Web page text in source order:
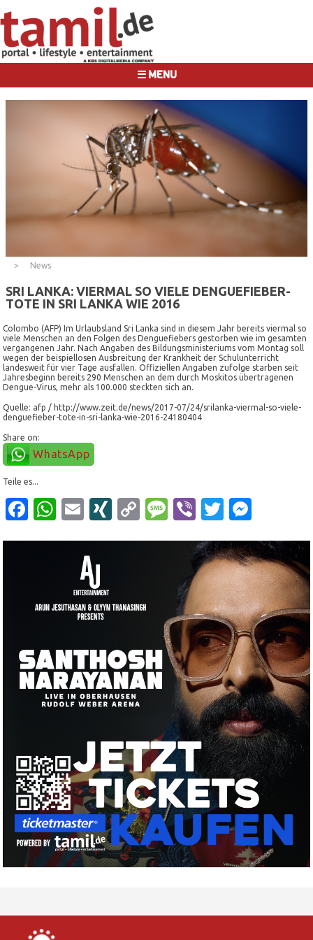
☰ MENU
News
SRI LANKA: VIERMAL SO VIELE DENGUEFIEBER-
TOTE IN SRI LANKA WIE 2016
Colombo (AFP) Im Urlaubsland Sri Lanka sind in diesem Jahr bereits viermal so
viele Menschen an den Folgen des Denguefiebers gestorben wie im gesamten
vergangenen Jahr. Nach Angaben des Bildungsministeriums vom Montag soll
wegen der beispiellosen Ausbreitung der Krankheit der Schulunterricht
landesweit für vier Tage ausfallen. Offiziellen Angaben zufolge starben seit
Jahresbeginn bereits 290 Menschen an dem durch Moskitos übertragenen
Dengue-Virus, mehr als 100.000 steckten sich an.
Quelle: afp / http://www.zeit.de/news/2017-07/24/srilanka-viermal-so-viele-
denguefieber-tote-in-sri-lanka-wie-2016-24180404
Share on:
WhatsApp
Teile es...
Facebook
WhatsApp
EmailXINGCopyMessage
ViberTwitter